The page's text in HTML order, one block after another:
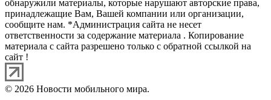
обнаружили материалы, которые нарушают авторские права,
принадлежащие Вам, Вашей компании или организации,
сообщите нам. *Администрация сайта не несет
ответственности за содержание материала . Копирование
материала с сайта разрешено только с обратной ссылкой на
сайт !
© 2026 Новости мобильного мира.